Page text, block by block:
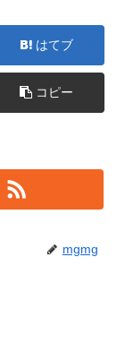
はてブ
コピー
mgmg